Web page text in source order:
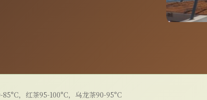
，红茶95-100°C，乌龙茶90-95°C